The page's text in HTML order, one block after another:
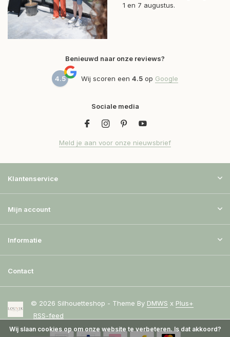
1 en 7 augustus.
Benieuwd naar onze reviews?
4.5 Wij scoren een 4.5 op Google
Sociale media
Meld je aan voor onze nieuwsbrief
Klantenservice
Mijn account
Informatie
Contact
© 2026 Silhouetteshop - Theme By DMWS x Plus+
RSS-feed
Wij slaan cookies op om onze website te verbeteren. Is dat akkoord?